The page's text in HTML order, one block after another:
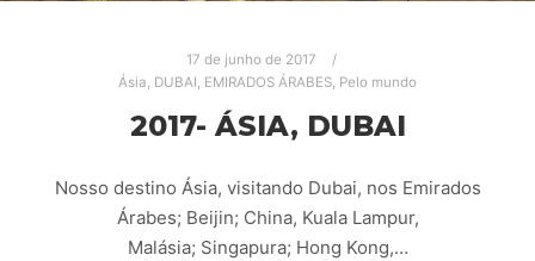
17 de junho de 2017
Ásia, DUBAI, EMIRADOS ÁRABES, Pelo mundo
2017- ÁSIA, DUBAI
Nosso destino Ásia, visitando Dubai, nos Emirados
Árabes; Beijin; China, Kuala Lampur,
Malásia; Singapura; Hong Kong,…